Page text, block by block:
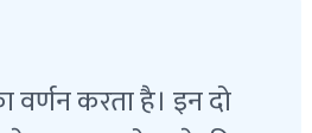
वर्णन करता है। इन दो